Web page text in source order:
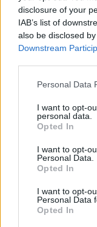
disclosure of your
IAB’s list of
also be disclosed
Downstream
Please note that
not limited to your
grant or deny
use your data for
consent section.
Personal Data
I want to opt-
personal data.
Opted In
I want to opt-
Personal Data.
Opted In
I want to opt-
Personal Data
Opted In
Kapitány István
társaságában
tárgyal
miniszterelnök
támogatásért és
hiszen sűrű
a hírre.
a Vodafone